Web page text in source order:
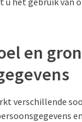
en
verschillende